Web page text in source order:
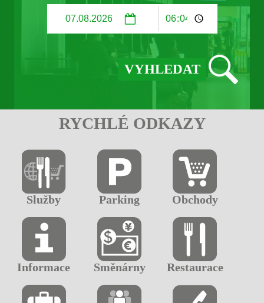
RYCHLÉ ODKAZY
Služby Parking Obchody
Informace Směnárny Restaurace